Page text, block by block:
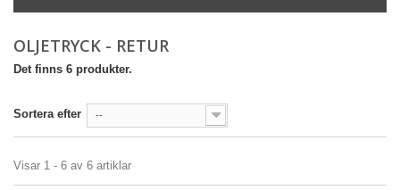
OLJETRYCK - RETUR
Det finns 6 produkter.
Sortera efter --
Visar 1 - 6 av 6 artiklar